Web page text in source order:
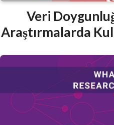
Veri
Araştırmalarda